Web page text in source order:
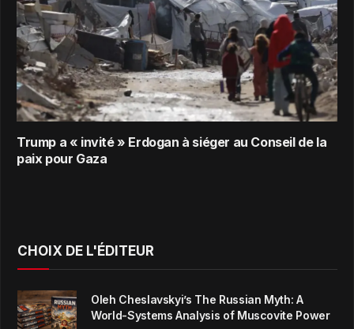
Trump a « invité » Erdogan à siéger au Conseil de la
paix pour Gaza
CHOIX DE L'ÉDITEUR
Oleh Cheslavskyi’s The Russian Myth: A
World-Systems Analysis of Muscovite Power